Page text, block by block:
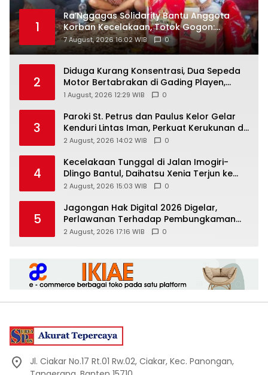
1
Ra’Nggagas Solidarity Bantu Anggota
Korban Kecelakaan, Totok Gogon:
Solidaritas Harus Jadi Tindakan Nyata
7 August, 2026 16:02 WIB 0
2
Diduga Kurang Konsentrasi, Dua Sepeda
Motor Bertabrakan di Gading Playen,
Mahasiswi Meninggal
1 August, 2026 12:29 WIB 0
3
Paroki St. Petrus dan Paulus Kelor Gelar
Kenduri Lintas Iman, Perkuat Kerukunan di
Gunungkidul
2 August, 2026 14:02 WIB 0
4
Kecelakaan Tunggal di Jalan Imogiri-
Dlingo Bantul, Daihatsu Xenia Terjun ke
Jurang
2 August, 2026 15:03 WIB 0
5
Jagongan Hak Digital 2026 Digelar,
Perlawanan Terhadap Pembungkaman
Media Digital
2 August, 2026 17:16 WIB 0
Jl. Ciakar No.17 Rt.01 Rw.02, Ciakar, Kec. Panongan,